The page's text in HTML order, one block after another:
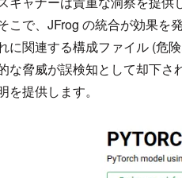
こで、JFrog の統合が効果を
に関連する構成ファイル (危
な脅威が誤検知として却下さ
を提供します。